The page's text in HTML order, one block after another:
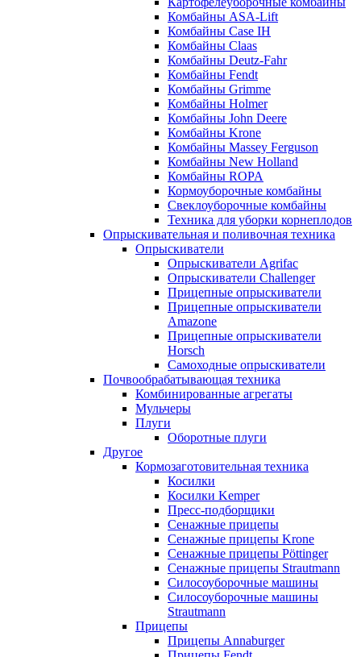
Комбайны ASA-Lift
Комбайны Case IH
Комбайны Claas
Комбайны Deutz-Fahr
Комбайны Fendt
Комбайны Grimme
Комбайны Holmer
Комбайны John Deere
Комбайны Krone
Комбайны Massey Ferguson
Комбайны New Holland
Комбайны ROPA
Кормоуборочные комбайны
Свеклоуборочные комбайны
Техника для уборки корнеплодов
Опрыскивательная и поливочная техника
Опрыскиватели
Опрыскиватели Agrifac
Опрыскиватели Challenger
Прицепные опрыскиватели
Прицепные опрыскиватели
Amazone
Прицепные опрыскиватели
Horsch
Самоходные опрыскиватели
Почвообрабатывающая техника
Комбинированные агрегаты
Мульчеры
Плуги
Оборотные плуги
Другое
Кормозаготовительная техника
Косилки
Косилки Kemper
Пресс-подборщики
Сенажные прицепы
Сенажные прицепы Krone
Сенажные прицепы Pöttinger
Сенажные прицепы Strautmann
Силосоуборочные машины
Силосоуборочные машины
Strautmann
Прицепы
Прицепы Annaburger